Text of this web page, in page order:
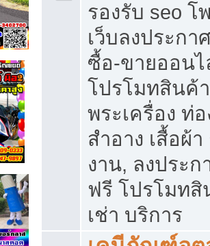
รองรับ seo โ
เว็บลงประก
ซื้อ-ขายออน
โปรโมทสินค้
พระเครื่อง ท่อ
สำอาง เสื้อผ้
งาน, ลงประ
ฟรี โปรโมท
เช่า บริการ